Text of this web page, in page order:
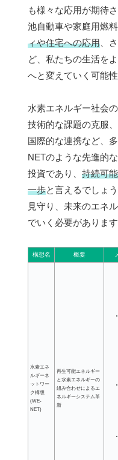
も様々な応用が期待
池自動車や家庭用燃
ィや住宅への応用 、
ど、私たちの生活を
へと変えていく可能
水素エネルギー社会
技術的な課題の克服
国際的な連携など、
NETのような先進的
投資であり、 持続可
一歩と言えるでしょ
見守り、未来のエネ
でいく必要があります
構想名 概要
水素エネ
ルギーネ
ットワー
ク構想
(WE-
NET)
再生可能エネルギー
と水素エネルギーの
組み合わせによるエ
ネルギーシステム革
新